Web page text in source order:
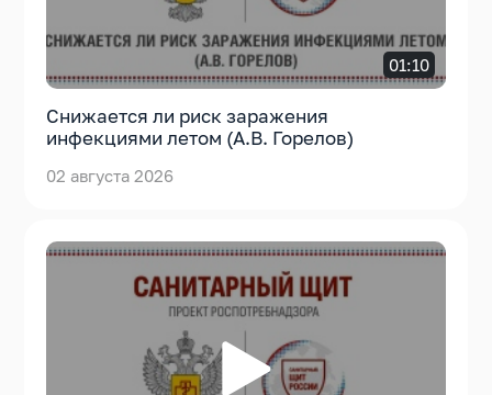
01:10
Cнижается ли риск заражения
инфекциями летом (А.В. Горелов)
02 августа 2026